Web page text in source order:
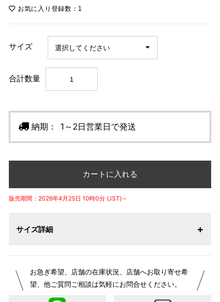
お気に入り登録数：1
サイズ
合計数量
納期： 1～2日営業日で発送
カートに入れる
販売期間：2026年4月25日 10時0分 (JST)～
サイズ詳細
お急ぎ希望、店舗の在庫状況、店舗へお取り寄せ希
望、他ご質問ご相談は気軽にお問合せください。